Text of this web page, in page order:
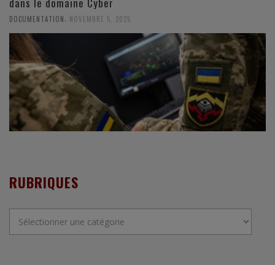
DOCUMENTATION NOVEMBRE 5, 2025
RUBRIQUES